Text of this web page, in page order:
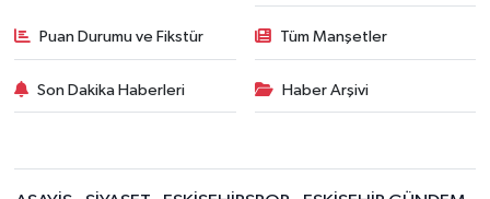
Puan Durumu ve Fikstür Tüm Manşetler
Son Dakika Haberleri Haber Arşivi